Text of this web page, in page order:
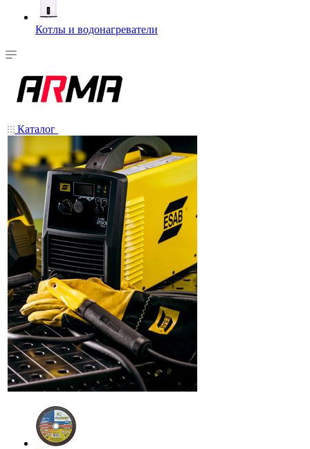
Котлы и водонагреватели
Каталог